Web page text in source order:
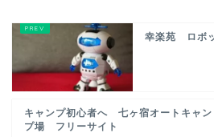
幸楽苑 ロボ
キャンプ初心者へ 七ヶ宿オートキャン
プ場 フリーサイト